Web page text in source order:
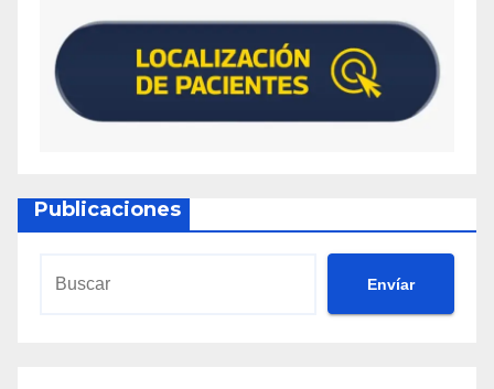
Publicaciones
Envíar